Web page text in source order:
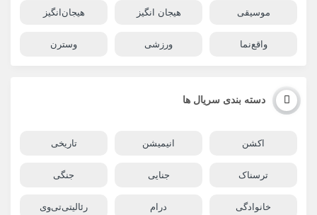
موسیقی هیجان انگیز هیجان‌انگیز
واقع‌نما ورزشی وسترن
دسته بندی سریال ها
اکشن انیمیشن تاریخی
ترسناک جنایی جنگی
خانوادگی درام رئالیتی‌تی‌وی